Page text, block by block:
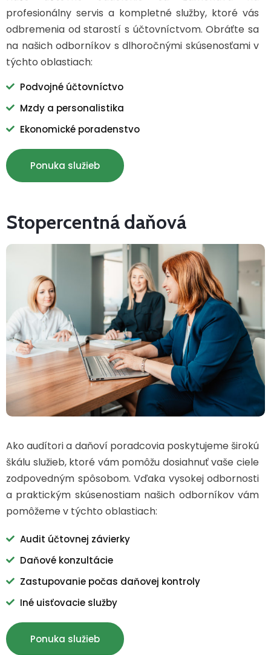
profesionálny servis a kompletné služby, ktoré vás
odbremenia od starostí s účtovníctvom. Obráťte sa
na našich odborníkov s dlhoročnými skúsenosťami v
týchto oblastiach:
Podvojné účtovníctvo
Mzdy a personalistika
Ekonomické poradenstvo
Ponuka služieb
Stopercentná daňová
Ako audítori a daňoví poradcovia poskytujeme širokú
škálu služieb, ktoré vám pomôžu dosiahnuť vaše ciele
zodpovedným spôsobom. Vďaka vysokej odbornosti
a praktickým skúsenostiam našich odborníkov vám
pomôžeme v týchto oblastiach:
Audit účtovnej závierky
Daňové konzultácie
Zastupovanie počas daňovej kontroly
Iné uisťovacie služby
Ponuka služieb